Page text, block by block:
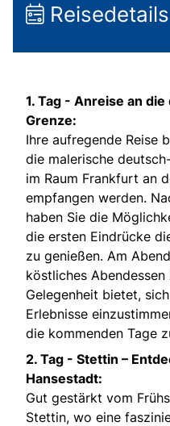
1. Tag - Anreise an
Grenze:
Ihre aufregende Reise
die malerische
im Raum Frankfurt an
empfangen werden.
haben Sie die
die ersten Eindrücke
zu genießen. Am
köstliches
Gelegenheit bietet,
Erlebnisse
die kommenden Tage
2. Tag - Stettin –
Hansestadt:
Gut gestärkt vom
Stettin, wo eine